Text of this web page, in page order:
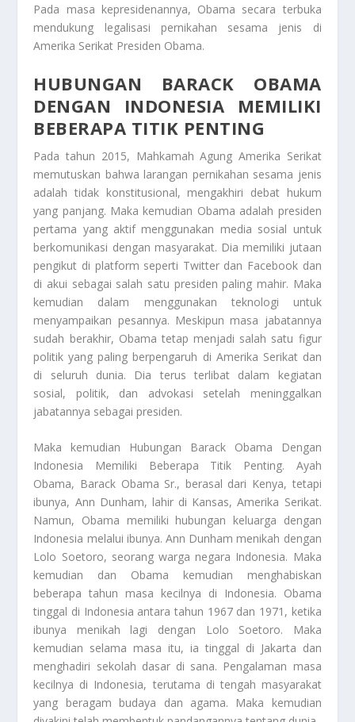
Pada masa kepresidenannya, Obama secara terbuka
mendukung legalisasi pernikahan sesama jenis di
Amerika Serikat Presiden Obama.
HUBUNGAN BARACK OBAMA
DENGAN INDONESIA MEMILIKI
BEBERAPA TITIK PENTING
Pada tahun 2015, Mahkamah Agung Amerika Serikat
memutuskan bahwa larangan pernikahan sesama jenis
adalah tidak konstitusional, mengakhiri debat hukum
yang panjang. Maka kemudian Obama adalah presiden
pertama yang aktif menggunakan media sosial untuk
berkomunikasi dengan masyarakat. Dia memiliki jutaan
pengikut di platform seperti Twitter dan Facebook dan
di akui sebagai salah satu presiden paling mahir. Maka
kemudian dalam menggunakan teknologi untuk
menyampaikan pesannya. Meskipun masa jabatannya
sudah berakhir, Obama tetap menjadi salah satu figur
politik yang paling berpengaruh di Amerika Serikat dan
di seluruh dunia. Dia terus terlibat dalam kegiatan
sosial, politik, dan advokasi setelah meninggalkan
jabatannya sebagai presiden.
Maka kemudian
Hubungan Barack Obama Dengan
Indonesia Memiliki Beberapa Titik Penting. Ayah
Obama, Barack Obama Sr., berasal dari Kenya, tetapi
ibunya, Ann Dunham, lahir di Kansas, Amerika Serikat.
Namun, Obama memiliki hubungan keluarga dengan
Indonesia melalui ibunya. Ann Dunham menikah dengan
Lolo Soetoro, seorang warga negara Indonesia. Maka
kemudian dan Obama kemudian menghabiskan
beberapa tahun masa kecilnya di Indonesia. Obama
tinggal di Indonesia antara tahun 1967 dan 1971, ketika
ibunya menikah lagi dengan Lolo Soetoro. Maka
kemudian selama masa itu, ia tinggal di Jakarta dan
menghadiri sekolah dasar di sana. Pengalaman masa
kecilnya di Indonesia, terutama di tengah masyarakat
yang beragam budaya dan agama. Maka kemudian